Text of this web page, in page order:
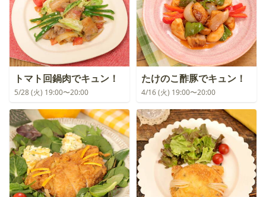
トマト回鍋肉でキュン！
5/28 (火) 19:00〜20:00
たけのこ酢豚でキュン！
4/16 (火) 19:00〜20:00